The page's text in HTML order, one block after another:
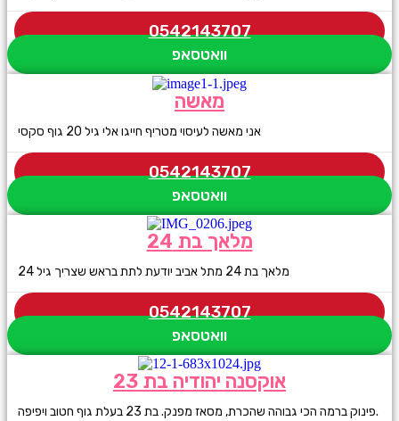
0542143707
וואטסאפ
מאשה
אני מאשה לעיסוי מטריף חייגו אלי גיל 20 גוף סקסי
0542143707
וואטסאפ
מלאך בת 24
מלאך בת 24 מתל אביב יודעת לתת בראש שצריך גיל 24
0542143707
וואטסאפ
אוקסנה יהודיה בת 23
פינוק ברמה הכי גבוהה שהכרת, מסאז מפנק. בת 23 בעלת גוף חטוב ויפיפה.